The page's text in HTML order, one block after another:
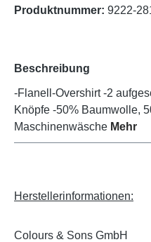
Produktnummer: 9222-
Beschreibung
-Flanell-Overshirt -2
Knöpfe -50% Baumwolle,
Maschinenwäsche Mehr
Herstellerinformationen:
Colours & Sons GmbH